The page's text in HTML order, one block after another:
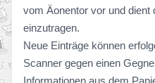
vom Äonentor vor und dient
einzutragen.
Neue Einträge können
Scanner gegen einen
Informationen aus dem